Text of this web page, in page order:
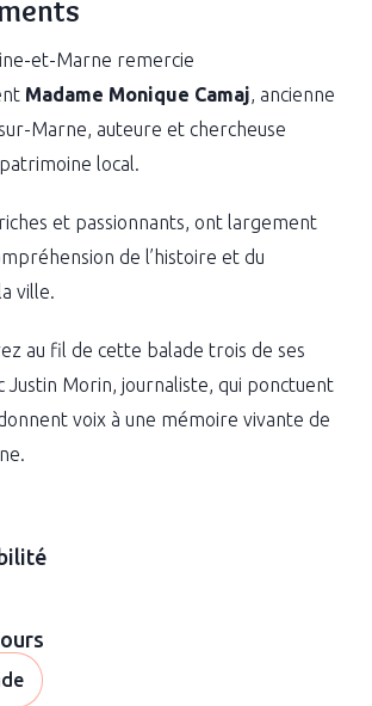
et-Marne remercie
Madame Monique Camaj, ancienne
Marne, auteure et chercheuse
local.
et passionnants, ont largement
de l’histoire et du
ville.
au fil de cette balade trois de ses
Justin Morin, journaliste, qui ponctuent
voix à une mémoire vivante de